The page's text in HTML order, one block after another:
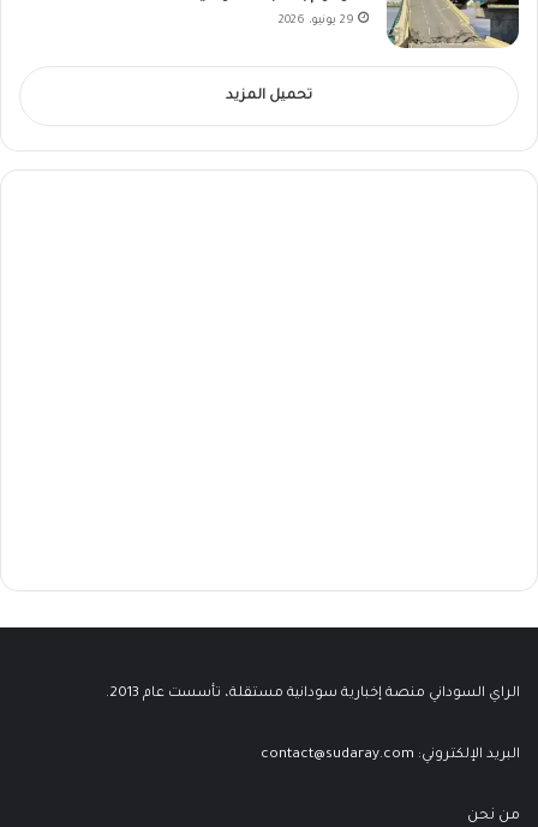
29 يونيو، 2026
تحميل المزيد
الراي السوداني منصة إخبارية سودانية مستقلة، تأسست عام 2013.
البريد الإلكتروني: contact@sudaray.com
من نحن